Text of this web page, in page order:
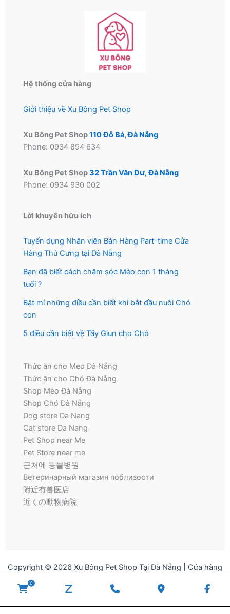
Hệ thống cửa hàng
Giới thiệu về Xu Bông Pet Shop
Xu Bông Pet Shop110 Đỗ Bá, Đà Nẵng
Phone: 0934 894 634
Xu Bông Pet Shop32 Trần Văn Dư, Đà Nẵng
Phone: 0934 930 002
Lời khuyên hữu ích
Tuyển dụng Nhân viên Bán Hàng Part-time Cửa
Hàng Thú Cưng tại Đà Nẵng
Bạn đã biết cách chăm sóc Mèo con 1 tháng
tuổi ?
Bật mí những điều cần biết khi bắt đầu nuôi Chó
con
5 điều cần biết về Tẩy Giun cho Chó
Thức ăn cho Mèo Đà Nẵng
Thức ăn cho Chó Đà Nẵng
Shop Mèo Đà Nẵng
Shop Chó Đà Nẵng
Dog store Da Nang
Cat store Da Nang
Pet Shop near Me
Pet Store near me
근처에 동물병원
Ветеринарный магазин поблизости
附近有兽医店
近くの動物病院
Copyright © 2026 Xu Bông Pet Shop Tại Đà Nẵng | Cửa hàng
0
WooCommerce
Cart
Number
Maps